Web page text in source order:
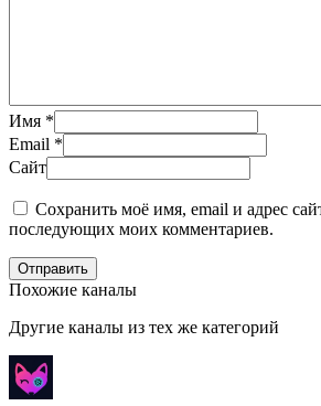
Имя *
Email *
Сайт
Сохранить моё имя, email и адрес
последующих моих комментариев.
Отправить
Похожие каналы
Другие каналы из тех же категорий